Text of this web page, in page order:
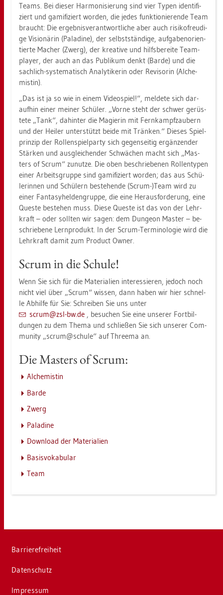
Teams. Bei die­ser Har­mo­ni­sie­rung sind vier Typen iden­ti­fi­
ziert und ga­mi­fi­ziert wor­den, die jedes funk­tio­nie­ren­de Team
braucht: Die er­geb­nis­ver­ant­wort­li­che aber auch ri­si­ko­freu­di­
ge Vi­sio­nä­rin (Pa­la­di­ne), der selbst­stän­di­ge, auf­ga­ben­ori­en­
tier­te Ma­cher (Zwerg), der krea­ti­ve und hilfs­be­rei­te Team­
play­er, der auch an das Pu­bli­kum denkt (Barde) und die
sach­lich-sys­te­ma­tisch Ana­ly­ti­ke­rin oder Re­vi­so­rin (Al­che­
mis­tin).
„Das ist ja so wie in einem Vi­deo­spiel!“, mel­de­te sich dar­
auf­hin einer mei­ner Schü­ler. „Vorne steht der schwer ge­rüs­
te­te „Tank“, da­hin­ter die Ma­gie­rin mit Fern­kampf­zau­bern
und der Hei­ler un­ter­stützt beide mit Trän­ken.“ Die­ses Spiel­
prin­zip der Rol­len­spiel­par­ty sich ge­gen­sei­tig er­gän­zen­der
Stär­ken und aus­glei­chen­der Schwä­chen macht sich „Mas­
ters of Scrum“ zu­nut­ze. Die oben be­schrie­be­nen Rol­len­ty­pen
einer Ar­beits­grup­pe sind ga­mi­fi­ziert wor­den; das aus Schü­
le­rin­nen und Schü­lern be­ste­hen­de (Scrum-)Team wird zu
einer Fan­ta­sy­hel­den­grup­pe, die eine Her­aus­for­de­rung, eine
Ques­te be­ste­hen muss. Diese Ques­te ist das von der Lehr­
kraft – oder soll­ten wir sagen: dem Dun­ge­on Mas­ter – be­
schrie­be­ne Lern­pro­dukt. In der Scrum-Ter­mi­no­lo­gie wird die
Lehr­kraft damit zum Pro­duct Owner.
Scrum in die Schu­le!
Wenn Sie sich für die Ma­te­ria­li­en in­ter­es­sie­ren, je­doch noch
nicht viel über „Scrum“ wis­sen, dann haben wir hier schnel­
le Ab­hil­fe für Sie: Schrei­ben Sie uns unter
scrum@​zsl-​bw.​de
, be­su­chen Sie eine un­se­rer Fort­bil­
dun­gen zu dem Thema und schlie­ßen Sie sich un­se­rer Com­
mu­ni­ty „scrum@​schu­le“ auf Three­ma an.
Die Mas­ters of Scrum:
Al­che­mis­tin
Barde
Zwerg
Pa­la­di­ne
Down­load der Ma­te­ria­li­en
Ba­sis­vo­ka­bu­lar
Team
Bar­rie­re­frei­heit
Da­ten­schutz
Im­pres­sum